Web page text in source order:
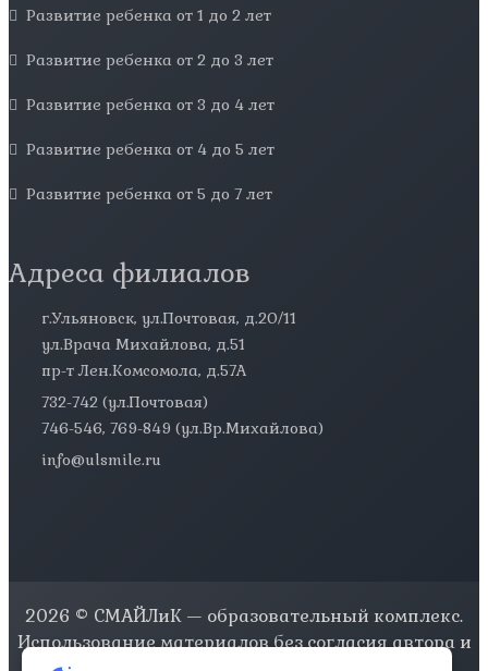
Развитие ребенка от 1 до 2 лет
Развитие ребенка от 2 до 3 лет
Развитие ребенка от 3 до 4 лет
Развитие ребенка от 4 до 5 лет
Развитие ребенка от 5 до 7 лет
Адреса филиалов
г.Ульяновск, ул.Почтовая, д.20/11
ул.Врача Михайлова, д.51
пр-т Лен.Комсомола, д.57А
732-742 (ул.Почтовая)
746-546, 769-849 (ул.Вр.Михайлова)
info@ulsmile.ru
2026 © СМАЙЛиК — образовательный комплекс.
Использование материалов без согласия автора и